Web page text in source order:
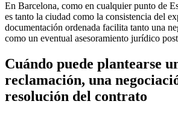
En Barcelona, como en cualquier punto de
es tanto la ciudad como la consistencia del
documentación ordenada facilita tanto una
como un eventual asesoramiento jurídico
Cuándo puede plantearse
reclamación, una
resolución del contrato